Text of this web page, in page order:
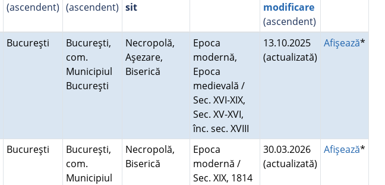
(ascendent) (ascendent) sit
modificare
(ascendent)
Bucureşti
Bucureşti,
com.
Municipiul
Bucureşti
Necropolă,
Aşezare,
Biserică
Epoca
modernă,
Epoca
medievală /
Sec. XVI-XIX,
Sec. XV-XVI,
înc. sec. XVIII
13.10.2025
(actualizată)
Afişează*
Bucureşti
Bucureşti,
com.
Municipiul
Necropolă,
Biserică
Epoca
modernă /
Sec. XIX, 1814
30.03.2026
(actualizată)
Afişează*